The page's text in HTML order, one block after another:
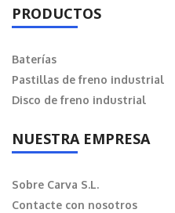
PRODUCTOS
Baterías
Pastillas de freno industrial
Disco de freno industrial
NUESTRA EMPRESA
Sobre Carva S.L.
Contacte con nosotros